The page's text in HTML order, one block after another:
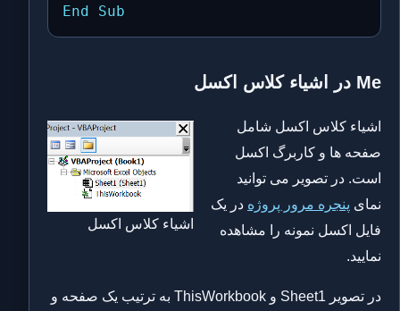
End
Sub
Me در اشیاء کلاس اکسل
اشیاء کلاس اکسل
اشیاء کلاس اکسل شامل
صفحه ها و کاربرگ اکسل
است. در تصویر می توانید
نمای پنجره مرور پروژه در یک
فایل اکسل نمونه را مشاهده
نمایید.
در تصویر Sheet1 و ThisWorkbook به ترتیب یک صفحه و